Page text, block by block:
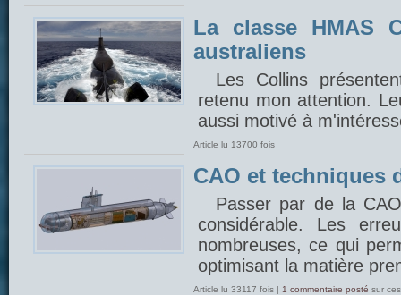
La classe HMAS
australiens
Les Collins
retenu mon attention.
aussi motivé à
Article lu 13700 fois
CAO et techniques
Passer par de la
considérable. Les
nombreuses, ce qui
optimisant la matière
Article lu 33117 fois | 1 commentaire posté sur